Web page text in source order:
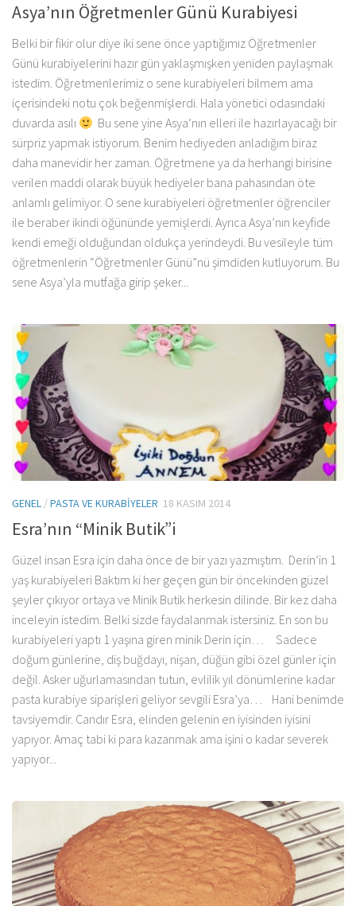
Asya’nın Öğretmenler Günü Kurabiyesi
Belki bir fikir olur diye iki sene önce yaptığımız Öğretmenler
Günü kurabiyelerini hazır gün yaklaşmışken yeniden paylaşmak
istedim. Öğretmenlerimiz o sene kurabiyeleri bilmem ama
içerisindeki notu çok beğenmişlerdi. Hala yönetici odasındaki
duvarda asılı
Bu sene yine Asya’nın elleri ile hazırlayacağı bir
sürpriz yapmak istiyorum. Benim hediyeden anladığım biraz
daha manevidir her zaman. Öğretmene ya da herhangi birisine
verilen maddi olarak büyük hediyeler bana pahasından öte
anlamlı gelimiyor. O sene kurabiyeleri öğretmenler öğrenciler
ile beraber ikindi öğününde yemişlerdi. Ayrıca Asya’nın keyfide
kendi emeği olduğundan oldukça yerindeydi. Bu vesileyle tüm
öğretmenlerin “Öğretmenler Günü”nü şimdiden kutluyorum. Bu
sene Asya’yla mutfağa girip şeker...
GENEL /PASTA VE KURABIYELER 18 KASIM 2014
Esra’nın “Minik Butik”i
Güzel insan Esra için daha önce de bir yazı yazmıştım. Derin’in 1
yaş kurabiyeleri Baktım ki her geçen gün bir öncekinden güzel
şeyler çıkıyor ortaya ve Minik Butik herkesin dilinde. Bir kez daha
inceleyin istedim. Belki sizde faydalanmak istersiniz. En son bu
kurabiyeleri yaptı 1 yaşına giren minik Derin için… Sadece
doğum günlerine, diş buğdayı, nişan, düğün gibi özel günler için
değil. Asker uğurlamasından tutun, evlilik yıl dönümlerine kadar
pasta kurabiye siparişleri geliyor sevgili Esra’ya… Hani benimde
tavsiyemdir. Candır Esra, elinden gelenin en iyisinden iyisini
yapıyor. Amaç tabi ki para kazanmak ama işini o kadar severek
yapıyor...